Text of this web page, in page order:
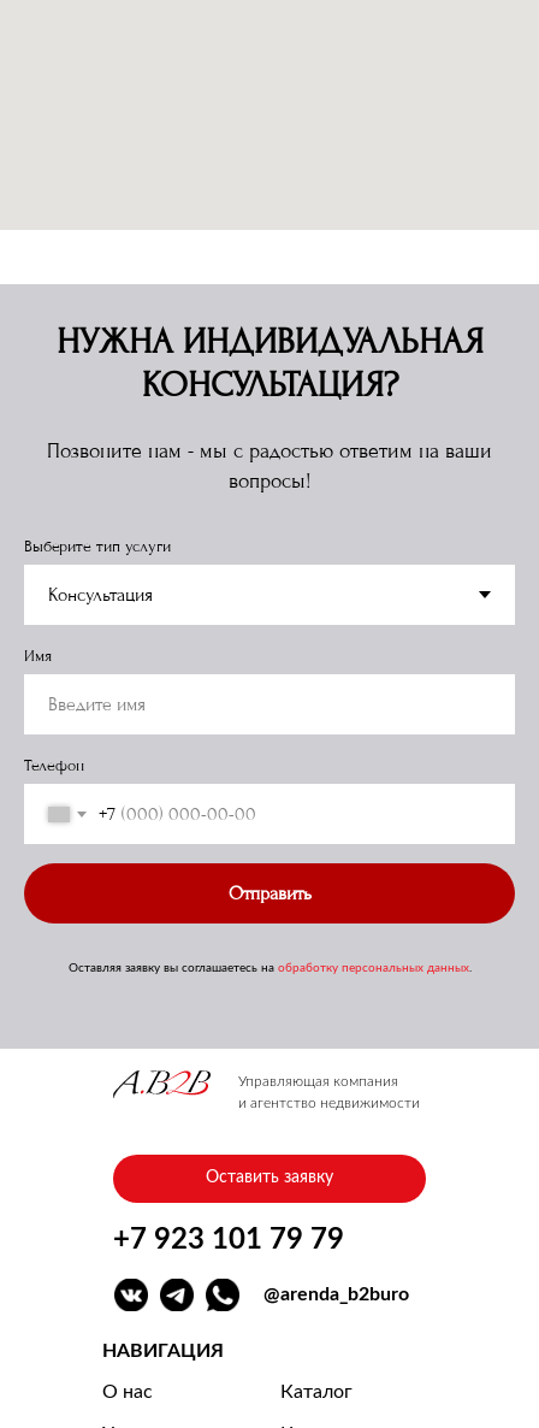
НУЖНА ИНДИВИДУАЛЬНАЯ
КОНСУЛЬТАЦИЯ?
Позвоните нам - мы с радостью ответим на ваши
вопросы!
Выберите тип услуги
Имя
Телефон
+7
Отправить
Оставляя заявку вы соглашаетесь на обработку персональных данных.
@arenda_b2buro
Каталог
О нас
НАВИГАЦИЯ
Управляющая компания
и агентство недвижимости
+7 923 101 79 79
Оставить заявку